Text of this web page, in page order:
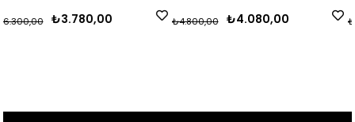
₺4.080,00
₺4.800,00 ₺2.900,00